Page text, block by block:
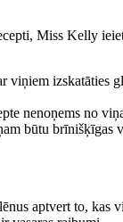
Miss Kelly
viņiem izskatāties
nenoņems no
būtu brīnišķīgas
aptvert to, kas